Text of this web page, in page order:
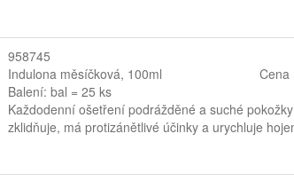
958745
Indulona měsíčková, 100ml
Balení: bal = 25 ks
Cena
Každodenní ošetření podrážděné a suché
zklidňuje, má protizánětlivé účinky a urychluje